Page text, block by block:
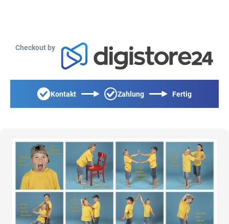
Checkout by
Kontakt Zahlung Fertig